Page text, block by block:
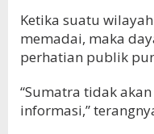
Ketika suatu
memadai, maka
perhatian publik
“Sumatra tidak
informasi,”